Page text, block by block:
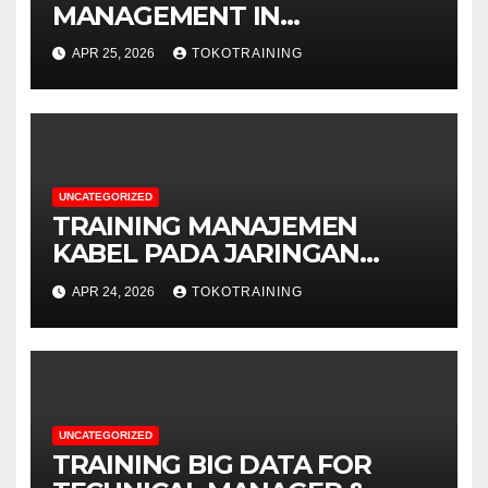
MANAGEMENT IN
TELECOMMUNICATION
BUSINESS
APR 25, 2026 TOKOTRAINING
UNCATEGORIZED
TRAINING MANAJEMEN
KABEL PADA JARINGAN
TELEKOMUNIKASI
APR 24, 2026 TOKOTRAINING
UNCATEGORIZED
TRAINING BIG DATA FOR